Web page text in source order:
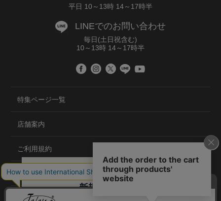
平日 10～13時 14～17時半
LINEでのお問い合わせ
毎日(土日祝含む)
10～13時 14～17時半
特集ページ一覧
店舗案内
ご利用規約
プライバシーポリシー
特定商取引法について